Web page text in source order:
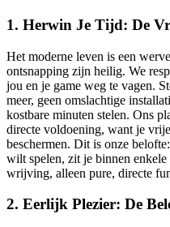
1. Herwin Je Tijd: De
Het moderne leven is een
ontsnapping zijn heilig. We
jou en je game weg te vagen.
meer, geen omslachtige
kostbare minuten stelen. Ons
directe voldoening, want je
beschermen. Dit is onze
wilt spelen, zit je binnen enkele
wrijving, alleen pure, directe
2. Eerlijk Plezier: De